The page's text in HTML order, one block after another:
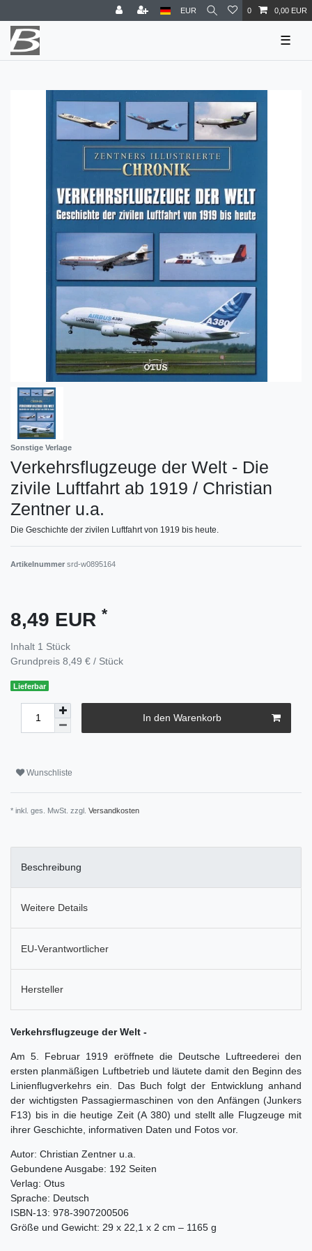
EUR 0 0,00 EUR
☰
Sonstige Verlage
Verkehrsflugzeuge der Welt - Die
zivile Luftfahrt ab 1919 / Christian
Zentner u.a.
Die Geschichte der zivilen Luftfahrt von 1919 bis heute.
Artikelnummer srd-w0895164
8,49 EUR *
Inhalt 1 Stück
Grundpreis 8,49 € / Stück
Lieferbar
In den Warenkorb
Wunschliste
* inkl. ges. MwSt. zzgl. Versandkosten
Beschreibung
Weitere Details
EU-Verantwortlicher
Hersteller
Verkehrsflugzeuge der Welt -
Am 5. Februar 1919 eröffnete die Deutsche Luftreederei den
ersten planmäßigen Luftbetrieb und läutete damit den Beginn des
Linienflugverkehrs ein. Das Buch folgt der Entwicklung anhand
der wichtigsten Passagiermaschinen von den Anfängen (Junkers
F13) bis in die heutige Zeit (A 380) und stellt alle Flugzeuge mit
ihrer Geschichte, informativen Daten und Fotos vor.
Autor: Christian Zentner u.a.
Gebundene Ausgabe: 192 Seiten
Verlag: Otus
Sprache: Deutsch
ISBN-13: 978-3907200506
Größe und Gewicht: 29 x 22,1 x 2 cm – 1165 g